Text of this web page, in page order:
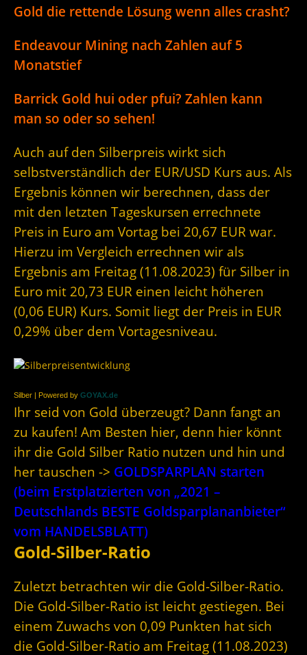
Gold die rettende Lösung wenn alles crasht?
Endeavour Mining nach Zahlen auf 5
Monatstief
Barrick Gold hui oder pfui? Zahlen kann
man so oder so sehen!
Auch auf den Silberpreis wirkt sich
selbstverständlich der EUR/USD Kurs aus. Als
Ergebnis können wir berechnen, dass der
mit den letzten Tageskursen errechnete
Preis in Euro am Vortag bei 20,67 EUR war.
Hierzu im Vergleich errechnen wir als
Ergebnis am Freitag (11.08.2023) für Silber in
Euro mit 20,73 EUR einen leicht höheren
(0,06 EUR) Kurs. Somit liegt der Preis in EUR
0,29% über dem Vortagesniveau.
Silber | Powered by GOYAX.de
Ihr seid von Gold überzeugt? Dann fangt an
zu kaufen! Am Besten hier, denn hier könnt
ihr die Gold Silber Ratio nutzen und hin und
her tauschen -> GOLDSPARPLAN starten
(beim Erstplatzierten von „2021 –
Deutschlands BESTE Goldsparplananbieter“
vom HANDELSBLATT)
Gold-Silber-Ratio
Zuletzt betrachten wir die Gold-Silber-Ratio.
Die Gold-Silber-Ratio ist leicht gestiegen. Bei
einem Zuwachs von 0,09 Punkten hat sich
die Gold-Silber-Ratio am Freitag (11.08.2023)